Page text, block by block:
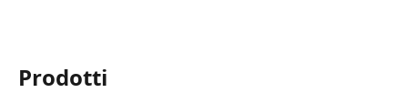
Prodotti